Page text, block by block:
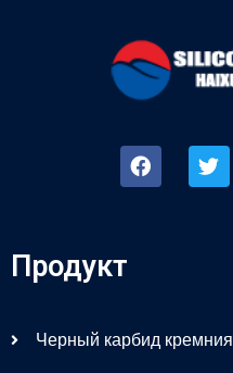
Продукт
Черный карбид кремния